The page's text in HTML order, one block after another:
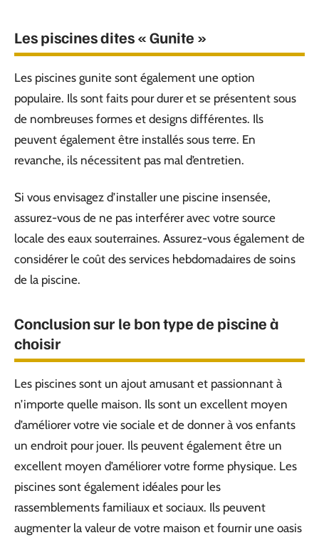
Les piscines dites « Gunite »
Les piscines gunite sont également une option
populaire. Ils sont faits pour durer et se présentent sous
de nombreuses formes et designs différentes. Ils
peuvent également être installés sous terre. En
revanche, ils nécessitent pas mal d’entretien.
Si vous envisagez d’installer une piscine insensée,
assurez-vous de ne pas interférer avec votre source
locale des eaux souterraines. Assurez-vous également de
considérer le coût des services hebdomadaires de soins
de la piscine.
Conclusion sur le bon type de piscine à
choisir
Les piscines sont un ajout amusant et passionnant à
n’importe quelle maison. Ils sont un excellent moyen
d’améliorer votre vie sociale et de donner à vos enfants
un endroit pour jouer. Ils peuvent également être un
excellent moyen d’améliorer votre forme physique. Les
piscines sont également idéales pour les
rassemblements familiaux et sociaux. Ils peuvent
augmenter la valeur de votre maison et fournir une oasis